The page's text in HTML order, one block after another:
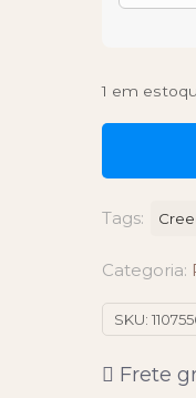
1 em
Tags:
Categoria:
SKU:
Frete